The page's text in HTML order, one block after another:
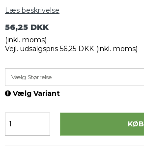
Læs beskrivelse
56,25 DKK
(inkl. moms)
Vejl. udsalgspris 56,25 DKK (inkl. moms)
Vælg Størrelse
Vælg Variant
KØB